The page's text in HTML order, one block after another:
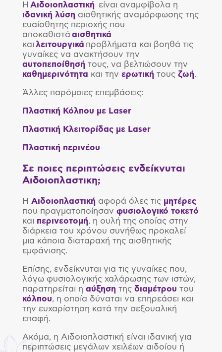
Η Αιδοιοπλαστική είναι αναμφίβολα η
ιδανική λύση αισθητικής αναμόρφωσης της
ευαίσθητης περιοχής που
αποκαθιστά αισθητικά
και λειτουργικά προβλήματα και βοηθά τις
γυναίκες να ανακτήσουν την
αυτοπεποίθησή τους, να βελτιώσουν την
καθημερινότητα και την ερωτική τους ζωή.
Άλλες παρόμοιες επεμβάσεις:
Πλαστική Κόλπου με Laser
Πλαστική Κλειτορίδας με Laser
Πλαστική περινέου
Σε ποιες περιπτώσεις ενδείκνυται
Αιδοιοπλαστικη;
Η Αιδοιοπλαστική αφορά όλες τις μητέρες
που πραγματοποίησαν φυσιολογικό τοκετό
και περινεοτομή, η ουλή της οποίας στην
διάρκεια του χρόνου συνήθως προκαλεί
μια κάποια διαταραχή της αισθητικής
εμφάνισης.
Επίσης, ενδείκνυται για τις γυναίκες που,
λόγω φυσιολογικής χαλάρωσης των ιστών,
παρατηρείται η αύξηση της διαμέτρου του
κόλπου, η οποία δύναται να επηρεάσει και
την ευχαρίστηση κατά την σεξουαλική
επαφή.
Ακόμα, η Αιδοιοπλαστική είναι ιδανική για
περιπτώσεις μεγάλων χειλέων αιδοίου ή